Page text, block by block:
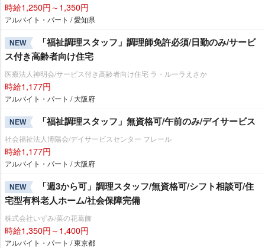
時給1,250円～1,350円
アルバイト・パート / 愛知県
NEW
「福祉調理スタッフ」調理師免許必須/日勤のみ/サービ
ス付き高齢者向け住宅
医療法人神明会/サービス付き高齢者向け住宅 ラ・ルーラえさか
時給1,177円
アルバイト・パート / 大阪府
NEW 「福祉調理スタッフ」無資格可/午前のみ/デイサービス
社会福祉法人博陽会/デイサービスセンター フレール
時給1,177円
アルバイト・パート / 大阪府
NEW
「週3から可」調理スタッフ/無資格可/シフト相談可/住
宅型有料老人ホーム/社会保障完備
株式会社いずみ/菜の花葛飾
時給1,350円～1,400円
アルバイト・パート / 東京都